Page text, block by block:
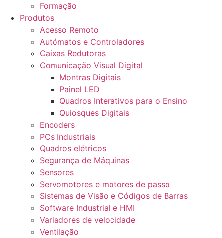
Formação
Produtos
Acesso Remoto
Autómatos e Controladores
Caixas Redutoras
Comunicação Visual Digital
Montras Digitais
Painel LED
Quadros Interativos para o Ensino
Quiosques Digitais
Encoders
PCs Industriais
Quadros elétricos
Segurança de Máquinas
Sensores
Servomotores e motores de passo
Sistemas de Visão e Códigos de Barras
Software Industrial e HMI
Variadores de velocidade
Ventilação